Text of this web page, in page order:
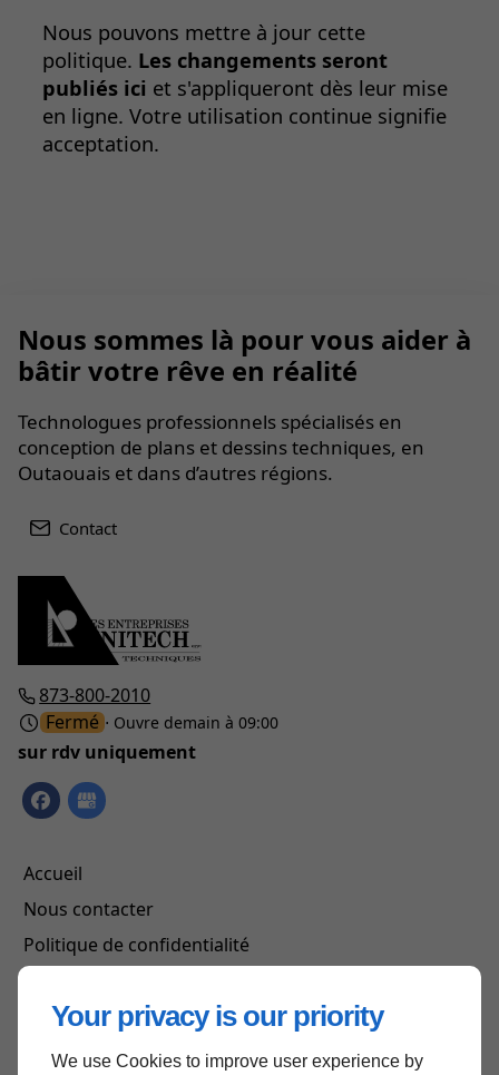
Your privacy is our priority
We use Cookies to improve user experience by
Nous pouvons mettre à jour cette
politique. Les changements seront
publiés ici et s'appliqueront dès leur mise
en ligne. Votre utilisation continue signifie
acceptation.
873-800-2010
Fermé ⋅ Ouvre demain à 09:00
sur rdv uniquement
Accueil
Nous contacter
Politique de confidentialité
Nous sommes là pour vous aider à
bâtir votre rêve en réalité
Technologues professionnels spécialisés en
conception de plans et dessins techniques, en
Outaouais et dans d’autres régions.
Contact